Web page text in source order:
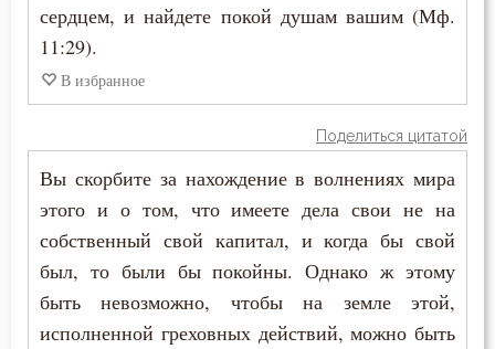
Болезнь
Борьба
Брак
Власть
Воля Божия
Иоанн Златоуст
Иоанн Кронштадтский
Исаак Сирин Ниневийский
Лев Оптинский (Наголкин)
Макарий Оптинский (Иванов)
Марк Подвижник
сердцем, и найдете покой душам вашим (Мф.
11:29).
В избранное
Поделиться цитатой
Вы скорбите за нахождение в волнениях мира
этого и о том, что имеете дела свои не на
собственный свой капитал, и когда бы свой
был, то были бы покойны. Однако ж этому
быть невозможно, чтобы на земле этой,
исполненной греховных действий, можно быть